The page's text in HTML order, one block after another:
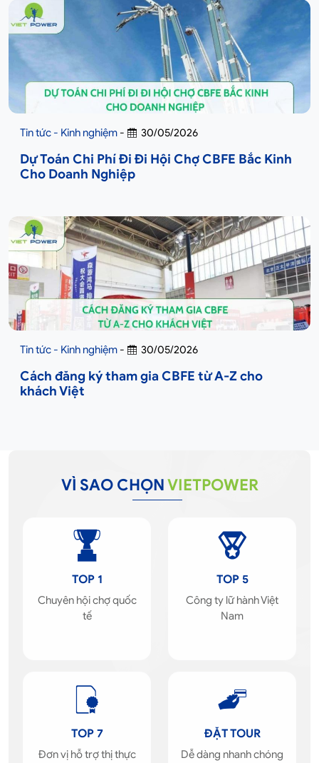
Tin tức - Kinh nghiệm - 30/05/2026
Dự Toán Chi Phí Đi Đi Hội Chợ CBFE Bắc Kinh
Cho Doanh Nghiệp
Tin tức - Kinh nghiệm - 30/05/2026
Cách đăng ký tham gia CBFE từ A-Z cho
khách Việt
VÌ SAO CHỌNVIETPOWER
TOP 1
Chuyên hội chợ quốc
tế
TOP 5
Công ty lữ hành Việt
Nam
TOP 7
Đơn vị hỗ trợ thị thực
ĐẶT TOUR
Dễ dàng nhanh chóng